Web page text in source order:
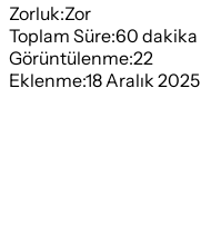
Zorluk:Zor
Toplam Süre:60 dakika
Görüntülenme:22
Eklenme:18 Aralık 2025